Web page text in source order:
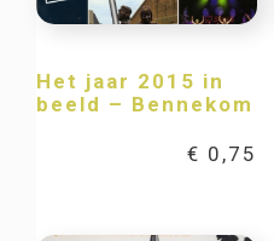
Het jaar 2015 in
beeld – Bennekom
€ 0,75